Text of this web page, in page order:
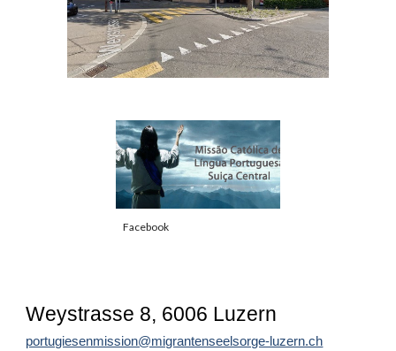
Facebook
Weystrasse 8, 6006 Luzern
portugiesenmission@migrantenseelsorge-luzern.ch